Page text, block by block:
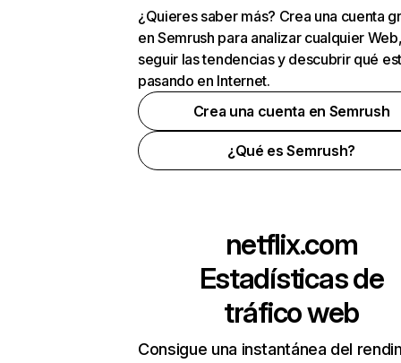
¿Quieres saber más? Crea una cuenta
en Semrush para analizar cualquier
seguir las tendencias y descubrir qué
pasando en Internet.
Crea una cuenta en Semrush
¿Qué es Semrush?
netflix.com
Estadísticas de
tráfico web
Consigue una instantánea del